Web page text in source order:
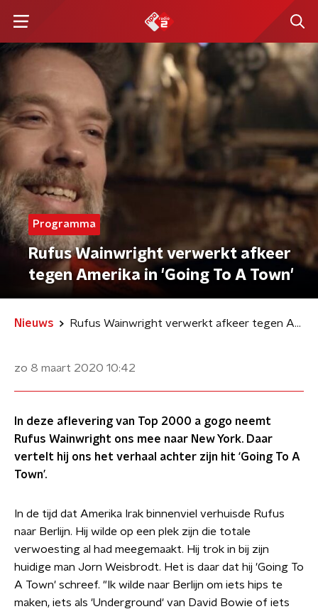
Programma
Rufus Wainwright verwerkt afkeer
tegen Amerika in 'Going To A Town'
Nieuws Rufus Wainwright verwerkt afkeer tegen Amerika in 'Going To A Town'
zo 8 maart 2020 10:42
In deze aflevering van Top 2000 a gogo neemt
Rufus Wainwright ons mee naar New York. Daar
vertelt hij ons het verhaal achter zijn hit ‘Going To A
Town’.
In de tijd dat Amerika Irak binnenviel verhuisde Rufus
naar Berlijn. Hij wilde op een plek zijn die totale
verwoesting al had meegemaakt. Hij trok in bij zijn
huidige man Jorn Weisbrodt. Het is daar dat hij 'Going To
A Town' schreef. "Ik wilde naar Berlijn om iets hips te
maken, iets als 'Underground' van David Bowie of iets